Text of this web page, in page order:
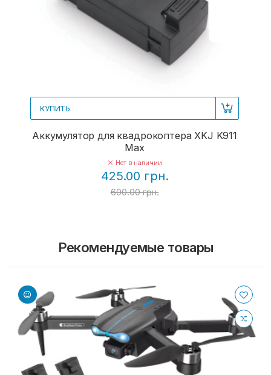
КУПИТЬ
Аккумулятор для квадрокоптера XKJ K911
Max
Нет в наличии
425.00 грн.
600.00 грн.
Рекомендуемые товары